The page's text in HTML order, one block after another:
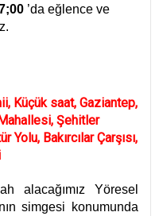
’da eğlence ve
Küçük saat, Gaziantep,
Şehitler
Bakırcılar Çarşısı,
alacağımız Yöresel
simgesi konumunda